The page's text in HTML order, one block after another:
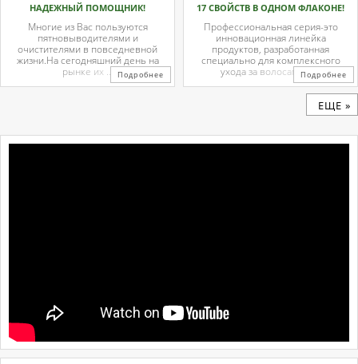
НАДЕЖНЫЙ ПОМОЩНИК!
Многие из Вас пользуются
пятновыводителями и
очистителями в повседневной
жизни.На сегодняшний день на
рынке их ... Подробнее
17 СВОЙСТВ В ОДНОМ ФЛАКОНЕ!
Профессиональная серия-это
инновационная линейка
продуктов, разработанная
специально для комплексного
ухода за волосами и ...Подробнее
ЕЩЕ »